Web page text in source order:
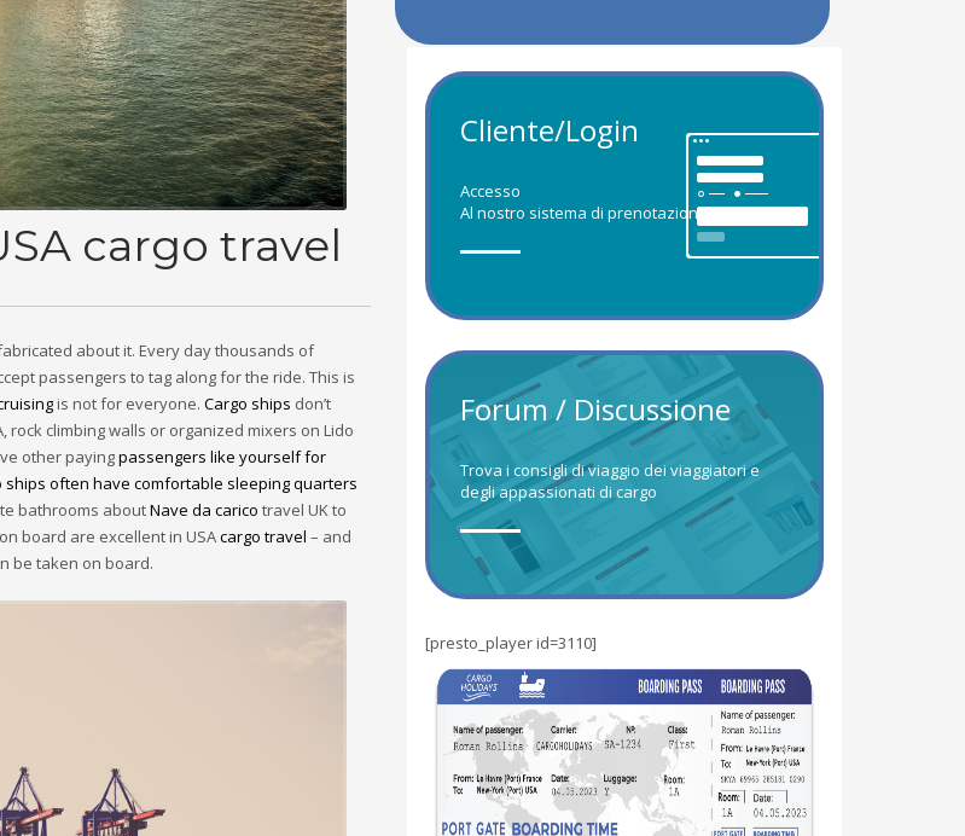
cargo travel
about it. Every day thousands of
passengers to tag along for the ride. This is
is not for everyone. Cargo ships don’t
climbing walls or organized mixers on Lido
other payingpassengers like yourself for
ships often have comfortable sleeping quarters
bathrooms aboutNave da carico travel UK to
board are excellent in USAcargo travel – and
be taken on board.
Cliente/Login
Accesso
Al nostro sistema di prenotazione!
Forum / Discussione
Trova i consigli di viaggio dei viaggiatori e
degli appassionati di cargo
[presto_player id=3110]